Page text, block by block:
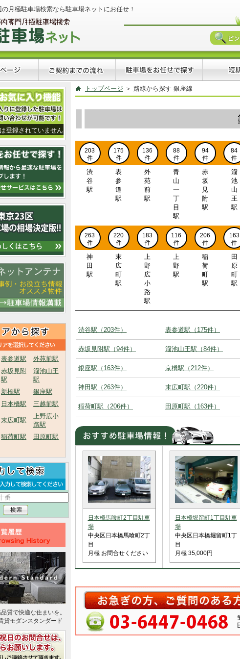
月極駐車場検索なら駐車場ネットにお任せ！
登録されていません
表参道駅
外苑前駅
赤坂見附
駅
溜池山王
駅
新橋駅
銀座駅
日本橋駅 三越前駅
末広町駅
上野広小
路駅
稲荷町駅
田原町駅
質で快適な住まいを。
貸モダンスタンダード
トップページ 路線から探す 銀座線
203
件
渋
谷
駅
175
件
表
参
道
駅
136
件
外
苑
前
駅
88
件
青
山
一
丁
目
駅
94
件
赤
坂
見
附
駅
84
件
溜
池
山
王
駅
263
件
神
田
駅
220
件
末
広
町
駅
183
件
上
野
広
小
路
駅
116
件
上
野
駅
206
件
稲
荷
町
駅
163
件
田
原
町
駅
渋谷駅（203件） 表参道駅（175件）
赤坂見附駅（94件） 溜池山王駅（84件）
銀座駅（163件） 京橋駅（212件）
神田駅（263件） 末広町駅（220件）
稲荷町駅（206件） 田原町駅（163件）
日本橋馬喰町2丁目駐車
場
中央区日本橋馬喰町2丁
目
月極 お問合せください
日本橋堀留町1丁目駐車
場
中央区日本橋堀留町1丁
目
月極 35,000円